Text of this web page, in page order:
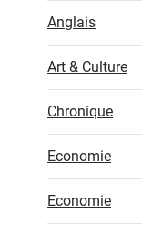
Anglais
Art & Culture
Chronique
Economie
Economie